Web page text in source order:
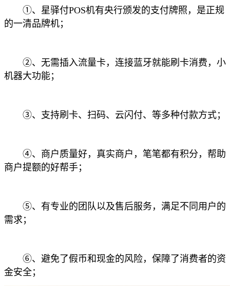
①、星驿付POS机有央行颁发的支付牌照，是正规
的一清品牌机；
②、无需插入流量卡，连接蓝牙就能刷卡消费，小
机器大功能；
③、支持刷卡、扫码、云闪付、等多种付款方式；
④、商户质量好，真实商户，笔笔都有积分，帮助
商户提额的好帮手；
⑤、有专业的团队以及售后服务，满足不同用户的
需求；
⑥、避免了假币和现金的风险，保障了消费者的资
金安全；